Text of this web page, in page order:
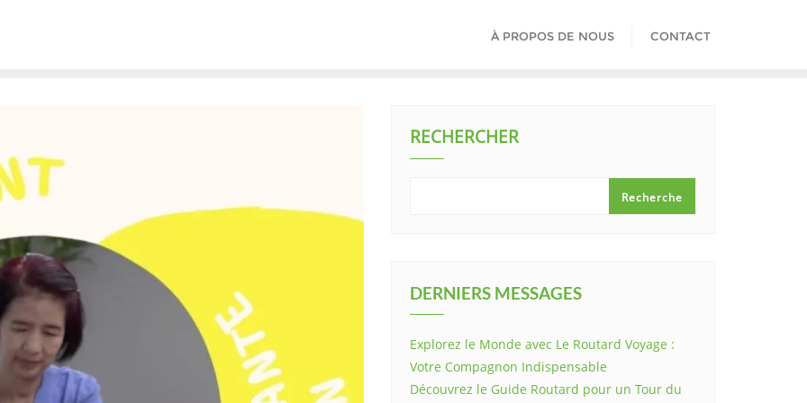
À PROPOS DE NOUS CONTACT
RECHERCHER
Recherche
DERNIERS MESSAGES
Explorez le Monde avec Le Routard Voyage :
Votre Compagnon Indispensable
Découvrez le Guide Routard pour un Tour du